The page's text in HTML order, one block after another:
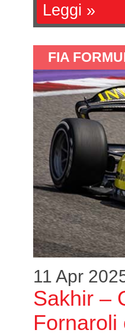
Leggi »
FIA
11 Apr
Sakhir –
Fornaroli